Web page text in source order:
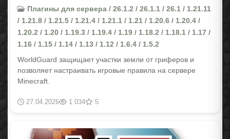
Плагины для сервера / 26.1.2 / 26.1.1 / 26.1 / 1.21.11
/ 1.21.8 / 1.21.5 / 1.21.4 / 1.21.1 / 1.21 / 1.20.6 / 1.20.4 /
1.20.2 / 1.20 / 1.19.3 / 1.19.4 / 1.19 / 1.18.2 / 1.18.1 / 1.17 /
1.16 / 1.15 / 1.14 / 1.13 / 1.12 / 1.6.4 / 1.5.2
WorldGuard защищает участки земли от гриферов и
позволяет настраивать игровые правила на сервере
Minecraft.
27.04.2026 1 034 5